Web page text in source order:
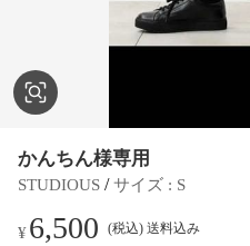
かんちん様専用
STUDIOUS / サイズ : S
¥6,500 (税込) 送料込み